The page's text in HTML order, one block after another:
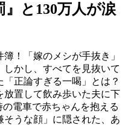
と130万人が涙
！「嫁のメシが手抜き」
かし、すべてを見抜いて
正論すぎる一喝」とは？
放置して飲み歩いた夫に下
電車で赤ちゃんを抱える
うな顔」に隠された、あ